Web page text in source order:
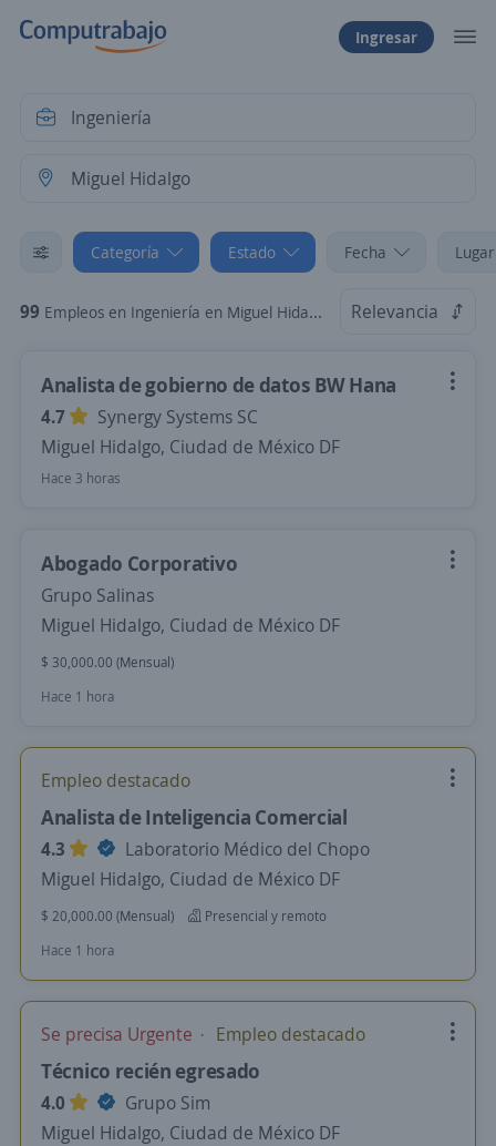
Ingresar
Categoría Estado Fecha
99 Empleos en Ingeniería en Miguel Hidalgo, Ciudad de México DF Relevancia
Analista de gobierno de datos BW Hana
4.7
Synergy Systems SC
Miguel Hidalgo, Ciudad de México DF
Hace 3 horas
Abogado Corporativo
Grupo Salinas
Miguel Hidalgo, Ciudad de México DF
$ 30,000.00 (Mensual)
Hace 1 hora
Empleo destacado
Analista de Inteligencia Comercial
4.3
Laboratorio Médico del Chopo
Miguel Hidalgo, Ciudad de México DF
$ 20,000.00 (Mensual)
Presencial y remoto
Hace 1 hora
Se precisa Urgente Empleo destacado
Técnico recién egresado
4.0
Grupo Sim
Miguel Hidalgo, Ciudad de México DF